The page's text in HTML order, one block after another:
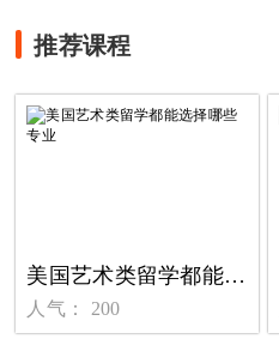
推荐课程
美国艺术类留学都能选择哪些专业
人气： 200